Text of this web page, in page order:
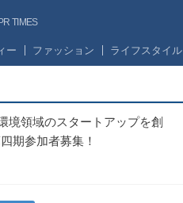
TIMES
ー ファッション ライフスタイル
境領域のスタートアップを創
期参加者募集！